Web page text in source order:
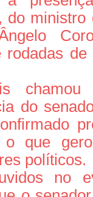
do
do
o que
políticos.
no